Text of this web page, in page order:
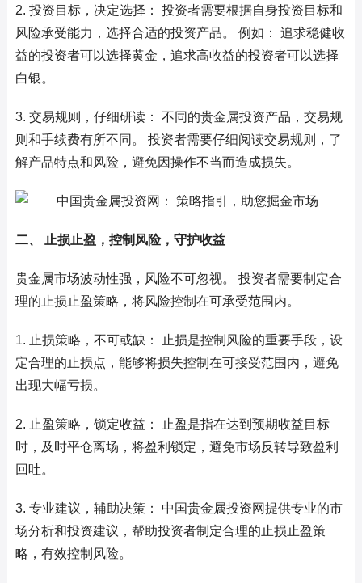
2. 投资目标，决定选择： 投资者需要根据自身投资目标和
风险承受能力，选择合适的投资产品。 例如： 追求稳健收
益的投资者可以选择黄金，追求高收益的投资者可以选择
白银。
3. 交易规则，仔细研读： 不同的贵金属投资产品，交易规
则和手续费有所不同。 投资者需要仔细阅读交易规则，了
解产品特点和风险，避免因操作不当而造成损失。
二、 止损止盈，控制风险，守护收益
贵金属市场波动性强，风险不可忽视。 投资者需要制定合
理的止损止盈策略，将风险控制在可承受范围内。
1. 止损策略，不可或缺： 止损是控制风险的重要手段，设
定合理的止损点，能够将损失控制在可接受范围内，避免
出现大幅亏损。
2. 止盈策略，锁定收益： 止盈是指在达到预期收益目标
时，及时平仓离场，将盈利锁定，避免市场反转导致盈利
回吐。
3. 专业建议，辅助决策： 中国贵金属投资网提供专业的市
场分析和投资建议，帮助投资者制定合理的止损止盈策
略，有效控制风险。